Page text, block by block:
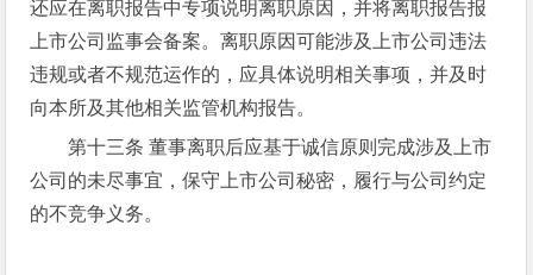
还应在离职报告中专项说明离职原因，并将离职报告报
上市公司监事会备案。离职原因可能涉及上市公司违法
违规或者不规范运作的，应具体说明相关事项，并及时
向本所及其他相关监管机构报告。
第十三条 董事离职后应基于诚信原则完成涉及上市
公司的未尽事宜，保守上市公司秘密，履行与公司约定
的不竞争义务。